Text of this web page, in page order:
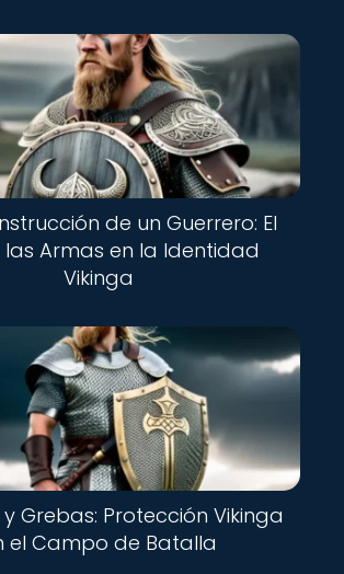
de un Guerrero: El
las Armas en la Identidad
Vikinga
Grebas: Protección Vikinga
el Campo de Batalla